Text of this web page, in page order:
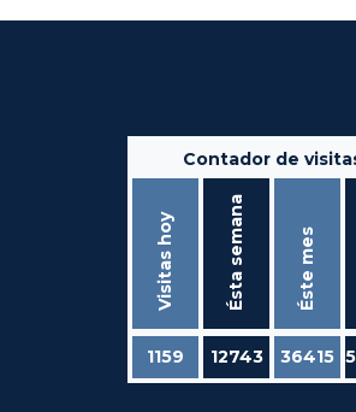
Contador de
Visitas hoy Ésta semana Éste mes
1159 12743 36415